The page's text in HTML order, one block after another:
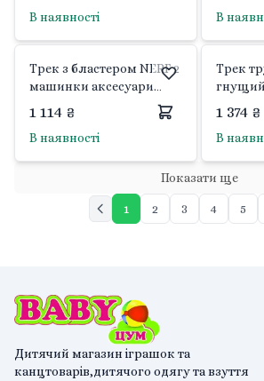
В наявності В
Трек з бластером NERF 2
машинки аксесуари
коробка 52,5*30,5*6,5см
7713/16 Китай
1 114 ₴
В наявності
Трек
Китай
1 374 ₴
В
Показати ще
1 2 3 4 5
Дитячий магазин іграшок та
канцтоварів,дитячого одягу та взуття